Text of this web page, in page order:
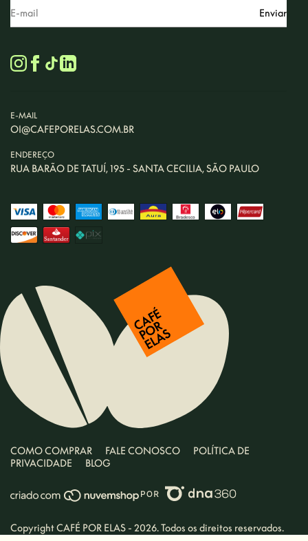
E-MAIL
OI@CAFEPORELAS.COM.BR
ENDEREÇO
RUA BARÃO DE TATUÍ, 195 - SANTA CECILIA, SÃO PAULO
COMO COMPRAR FALE CONOSCO
POLÍTICA DE
PRIVACIDADE
BLOG
Copyright CAFÉ POR ELAS - 2026. Todos os direitos reservados.